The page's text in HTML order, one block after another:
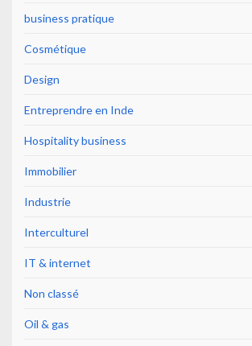
business pratique
Cosmétique
Design
Entreprendre en Inde
Hospitality business
Immobilier
Industrie
Interculturel
IT & internet
Non classé
Oil & gas